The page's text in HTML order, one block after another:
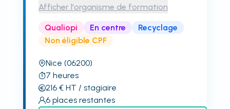
Afficher l'organisme de formation
Qualiopi En centre
Recyclage
Non éligible CPF
Nice (06200)
7 heures
216€ HT / stagiaire
6 places restantes